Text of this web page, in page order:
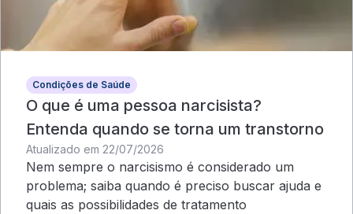
Condições de Saúde
O que é uma pessoa narcisista?
Entenda quando se torna um transtorno
Atualizado em 22/07/2026
Nem sempre o narcisismo é considerado um
problema; saiba quando é preciso buscar ajuda e
quais as possibilidades de tratamento